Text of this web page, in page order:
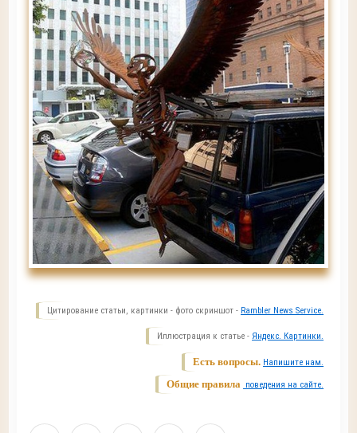
Цитирование статьи, картинки - фото скриншот - Rambler News Service.
Иллюстрация к статье - Яндекс. Картинки.
Есть вопросы. Напишите нам.
Общие правила поведения на сайте.